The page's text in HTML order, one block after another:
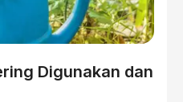
Digunakan dan